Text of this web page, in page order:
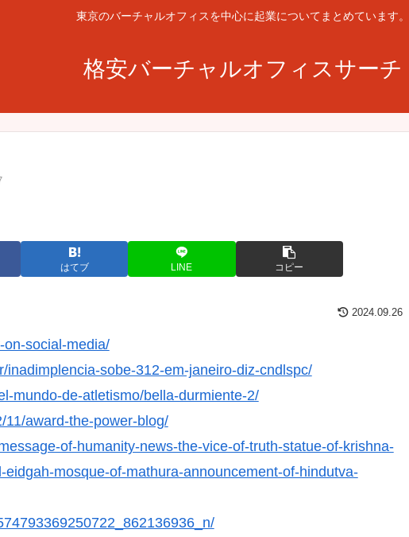
東京のバーチャルオフィスを中心に起業についてまとめています。
格安バーチャルオフィスサーチ
はてブ LINE コピー
2024.09.26
on-social-media/
sobe-312-em-janeiro-diz-cndlspc/
mundo-de-atletismo/bella-durmiente-2/
award-the-power-blog/
of-humanity-news-the-vice-of-truth-statue-of-krishna-
mosque-of-mathura-announcement-of-hindutva-